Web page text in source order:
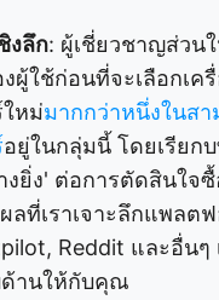
งลึก: ผู้เชี่ยวชาญส่วน
ผู้ใช้ก่อนที่จะเลือกเค
หม่มากกว่าหนึ่งในส
อยู่ในกลุ่มนี้ โดยเรียก
ยิ่ง' ต่อการตัดสินใจซื้
ลที่เราเจาะลึกแพลต
Reddit และอื่นๆ
านให้กับคุณ